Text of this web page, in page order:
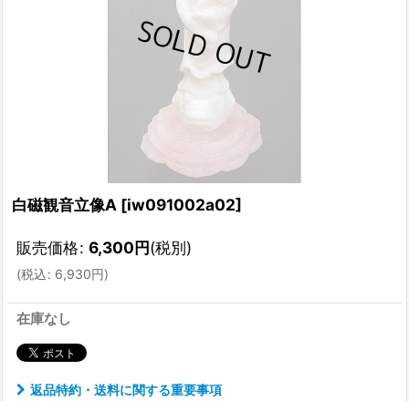
白磁観音立像A [iw091002a02]
販売価格: 6,300円(税別)
(税込: 6,930円)
在庫なし
返品特約・送料に関する重要事項